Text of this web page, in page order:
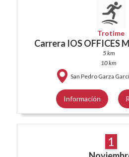
Trotime
Carrera IOS OFFICES
5 km
10 km
San Pedro Garza
Información
1